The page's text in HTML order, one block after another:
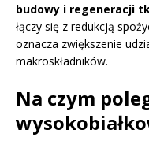
budowy i regeneracji
łączy się z redukcją
oznacza zwiększenie
makroskładników.
Na czym